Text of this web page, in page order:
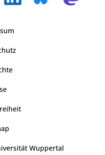
Wuppertal